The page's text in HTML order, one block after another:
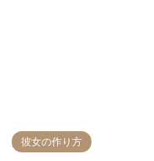
彼女の作り方